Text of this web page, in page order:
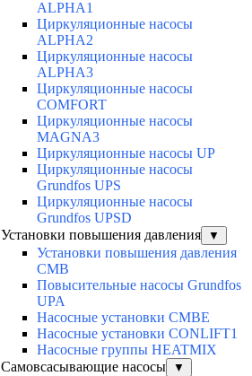
ALPHA1
Циркуляционные насосы
ALPHA2
Циркуляционные насосы
ALPHA3
Циркуляционные насосы
COMFORT
Циркуляционные насосы
MAGNA3
Циркуляционные насосы UP
Циркуляционные насосы
Grundfos UPS
Циркуляционные насосы
Grundfos UPSD
Установки повышения давления
▼
Установки повышения давления
CMB
Повысительные насосы Grundfos
UPA
Насосные установки CMBE
Насосные установки CONLIFT1
Насосные группы HEATMIX
Самовсасывающие насосы
▼